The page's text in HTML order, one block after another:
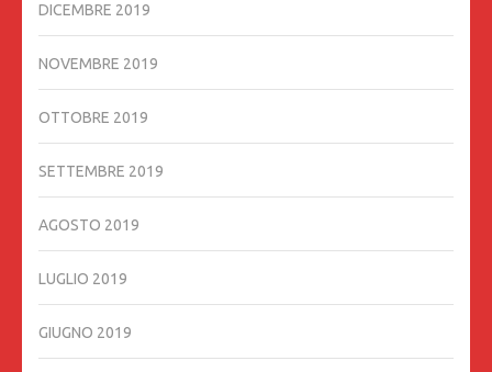
DICEMBRE 2019
NOVEMBRE 2019
OTTOBRE 2019
SETTEMBRE 2019
AGOSTO 2019
LUGLIO 2019
GIUGNO 2019